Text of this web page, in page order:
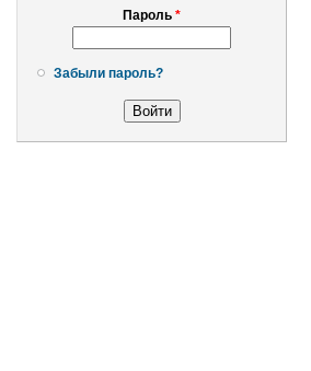
Пароль *
Забыли пароль?